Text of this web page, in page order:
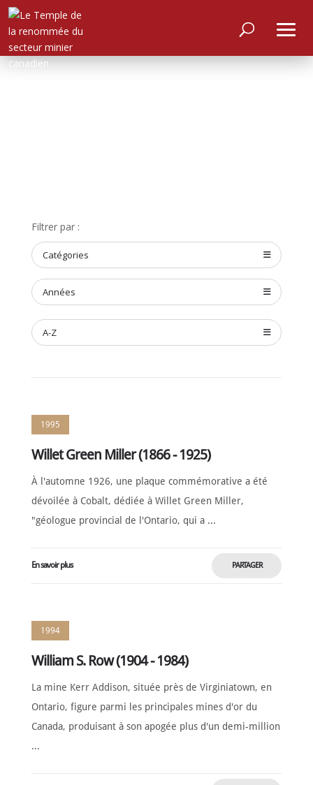
À
PROPOS
RENCONTRER
LES
MEMBRES
NOMINATION
CÉRÉMONIE
ANNUELLE
NOUVELLES
DE
SOUTIEN
CONTACT
Français
Filtrer par :
Catégories
Années
A-Z
1995
Willet Green Miller (1866 - 1925)
À l'automne 1926, une plaque commémorative a été
dévoilée à Cobalt, dédiée à Willet Green Miller,
"géologue provincial de l'Ontario, qui a ...
En savoir plus PARTAGER
1994
William S. Row (1904 - 1984)
La mine Kerr Addison, située près de Virginiatown, en
Ontario, figure parmi les principales mines d'or du
Canada, produisant à son apogée plus d'un demi-million
...